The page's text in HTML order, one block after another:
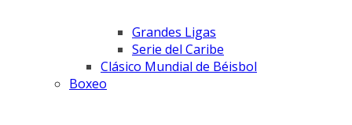
Grandes Ligas
Serie del Caribe
Clásico Mundial de Béisbol
Boxeo